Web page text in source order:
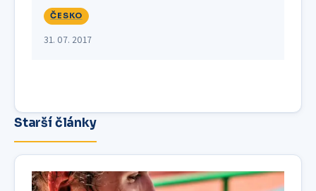
ČESKO
31. 07. 2017
Starší články